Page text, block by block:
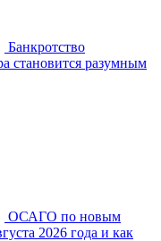
Банкротство
становится разумным
ОСАГО по новым
2026 года и как